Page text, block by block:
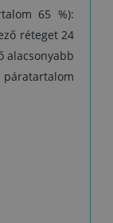
65 %):
réteget 24
alacsonyabb